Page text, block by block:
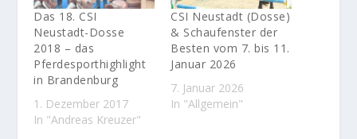
Das 18. CSI
Neustadt-Dosse
2018 – das
Pferdesporthighlight
in Brandenburg
1. Dezember 2017
In "Andreas Kreuzer"
CSI Neustadt (Dosse)
& Schaufenster der
Besten vom 7. bis 11.
Januar 2026
7. Januar 2026
In "Allgemein"